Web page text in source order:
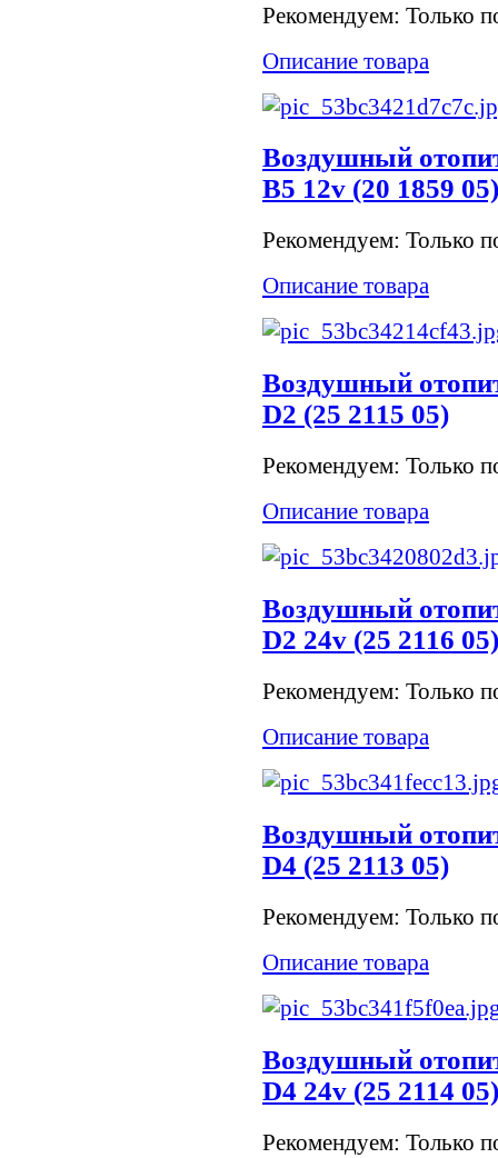
Рекомендуем: Только
Описание товара
Воздушный
B5 12v (20 1859 05)
Рекомендуем: Только
Описание товара
Воздушный
D2 (25 2115 05)
Рекомендуем: Только
Описание товара
Воздушный
D2 24v (25 2116 05)
Рекомендуем: Только
Описание товара
Воздушный
D4 (25 2113 05)
Рекомендуем: Только
Описание товара
Воздушный
D4 24v (25 2114 05)
Рекомендуем: Только